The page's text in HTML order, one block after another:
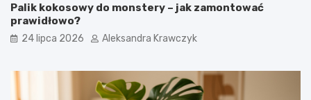
Palik kokosowy do monstery – jak zamontować
prawidłowo?
24 lipca 2026 Aleksandra Krawczyk